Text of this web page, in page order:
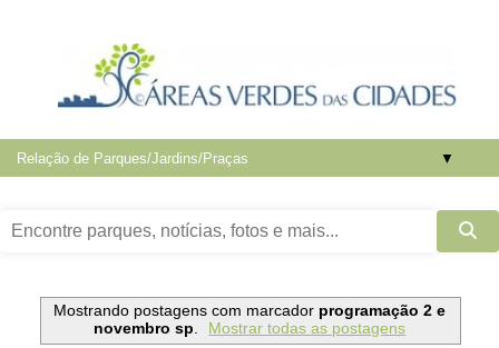
▼
Mostrando postagens com marcador programação 2 e
novembro sp. Mostrar todas as postagens